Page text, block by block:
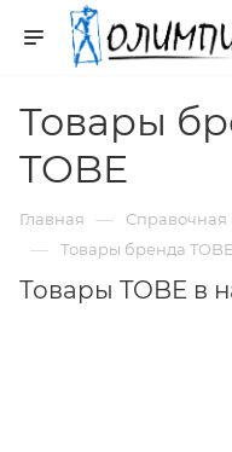
Товары
TOBE
Главная —
— Товары бренда TOBE
Товары TOBE в